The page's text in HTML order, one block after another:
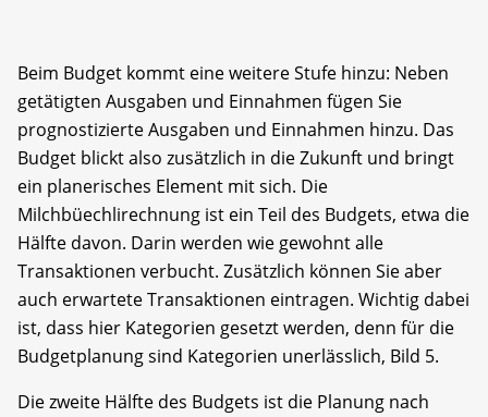
Beim Budget kommt eine weitere Stufe hinzu: Neben
getätigten Ausgaben und Einnahmen fügen Sie
prognostizierte Ausgaben und Einnahmen hinzu. Das
Budget blickt also zusätzlich in die Zukunft und bringt
ein planerisches Element mit sich. Die
Milchbüechlirechnung ist ein Teil des Budgets, etwa die
Hälfte davon. Darin werden wie gewohnt alle
Transaktionen verbucht. Zusätzlich können Sie aber
auch erwartete Transaktionen eintragen. Wichtig dabei
ist, dass hier Kategorien gesetzt werden, denn für die
Budgetplanung sind Kategorien unerlässlich, Bild 5.
Die zweite Hälfte des Budgets ist die Planung nach